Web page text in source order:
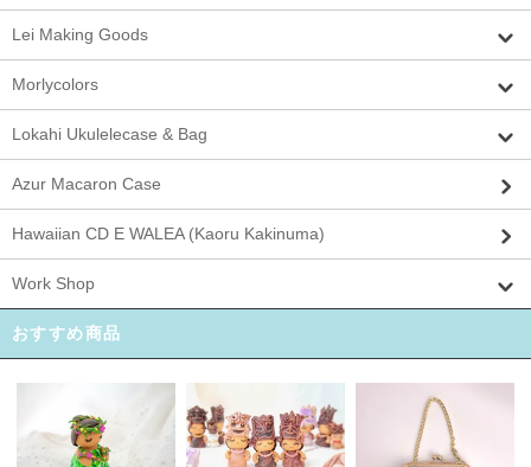
Lei Making Goods
Morlycolors
Lokahi Ukulelecase & Bag
Azur Macaron Case
Hawaiian CD E WALEA (Kaoru Kakinuma)
Work Shop
おすすめ商品